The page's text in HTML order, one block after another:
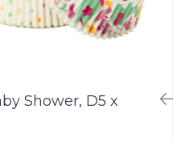
Shower, D5 x